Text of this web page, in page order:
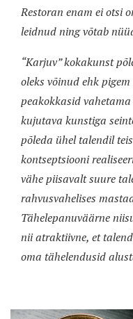
Restoran enam ei otsi
leidnud ning võtab
“Karjuv” kokakunst
oleks võinud ehk
peakokkasid
kujutava kunstiga
põleda ühel talendil
kontseptsiooni
vähe piisavalt suure
rahvusvahelises
Tähelepanuväärne
nii atraktiivne, et
oma tähelendusid